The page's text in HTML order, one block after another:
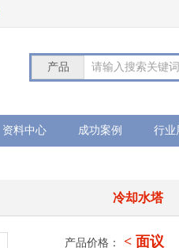
产品 请输入搜索关键词
资料中心 成功案例 行业
冷却水塔
产品价格： < 面议